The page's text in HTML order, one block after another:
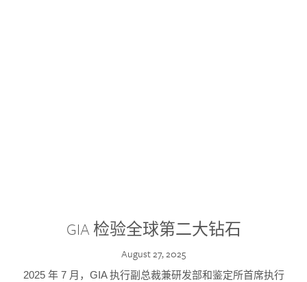
GIA 检验全球第二大钻石
August 27, 2025
2025 年 7 月，GIA 执行副总裁兼研发部和鉴定所首席执行